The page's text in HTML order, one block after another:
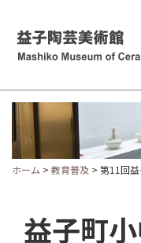
ホーム > 教育普及 > 第11回
益子町